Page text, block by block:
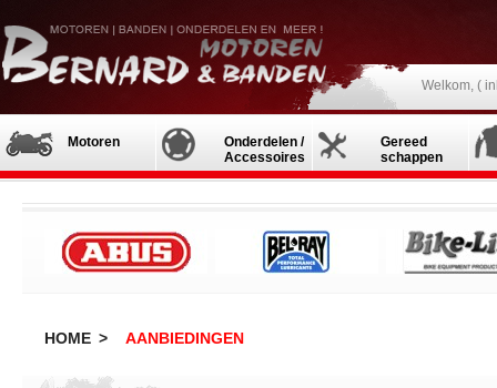
Welkom, (
Motoren
Onderdelen /
Accessoires
Gereed
schappen
HOME > AANBIEDINGEN